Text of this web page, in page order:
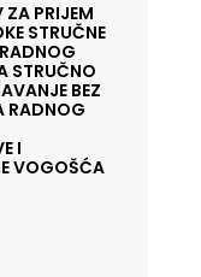
PRIJEM
STRUČNE
STRUČNO
BEZ
RADNOG
I
VOGOŠĆA